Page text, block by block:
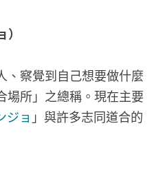
、察覺到自己想要做什麼
場所」之總稱。現在主要
ジョ 」與許多志同道合的